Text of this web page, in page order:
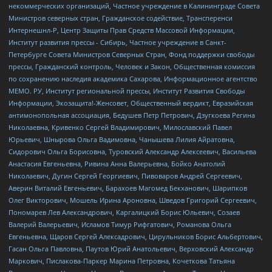
некоммерческих организаций, Частное учреждение в Калининграде Совета
Министров северных стран, Гражданское содействие, Трансперенси
Интернешнл-Р, Центр Защиты Прав Средств Массовой Информации,
Институт развития прессы - Сибирь, Частное учреждение в Санкт-
Петербурге Совета Министров Северных Стран, Фонд поддержки свободы
прессы, Гражданский контроль, Человек и Закон, Общественная комиссия
по сохранению наследия академика Сахарова, Информационное агентство
МЕМО. РУ, Институт региональной прессы, Институт Развития Свободы
Информации, Экозащита!-Женсовет, Общественный вердикт, Евразийская
антимонопольная ассоциация, Бедушев Петр Петрович, Дзугкоева Регина
Николаевна, Кривенко Сергей Владимирович, Милославский Павел
Юрьевич, Шнырова Ольга Вадимовна, Чанышева Лилия Айратовна,
Сидорович Ольга Борисовна, Туровский Александр Алексеевич, Васильева
Анастасия Евгеньевна, Ривина Анна Валерьевна, Бойко Анатолий
Николаевич, Дугин Сергей Георгиевич, Пивоваров Андрей Сергеевич,
Аверин Виталий Евгеньевич, Барахоев Магомед Бекханович, Шарипков
Олег Викторович, Мошель Ирина Ароновна, Шведов Григорий Сергеевич,
Пономарев Лев Александрович, Каргалицкий Борис Юльевич, Созаев
Валерий Валерьевич, Исламов Тимур Рифгатович, Романова Ольга
Евгеньевна, Щаров Сергей Алексадрович, Цирульников Борис Альбертович,
Гасан Ольга Павловна, Паутов Юрий Анатольевич, Верховский Александр
Маркович, Пислакова-Паркер Марина Петровна, Кочеткова Татьяна